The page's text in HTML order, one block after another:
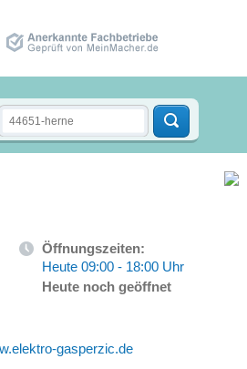
Öffnungszeiten:
Heute 09:00 - 18:00 Uhr
Heute noch geöffnet
gasperzic.de